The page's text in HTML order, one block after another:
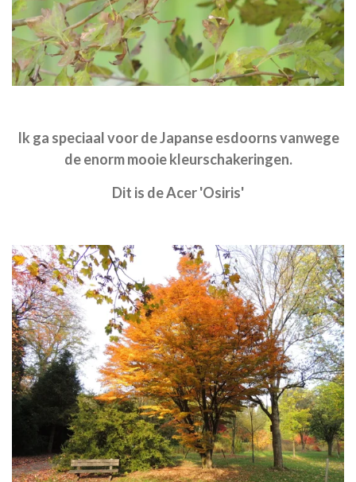
Ik ga speciaal voor de Japanse esdoorns vanwege
de enorm mooie kleurschakeringen.
Dit is de Acer 'Osiris'